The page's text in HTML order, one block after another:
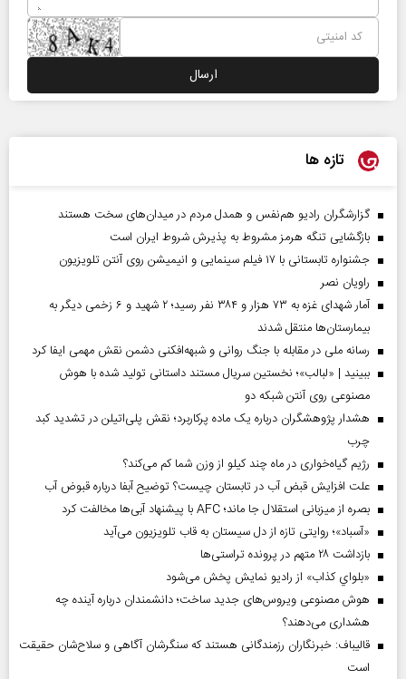
تازه ها
گزارشگران رادیو هم‌نفس و همدل مردم در میدان‌های سخت هستند
بازگشایی تنگه هرمز مشروط به پذیرش شروط ایران است
جشنواره تابستانی با ۱۷ فیلم سینمایی و انیمیشن روی آنتن تلویزیون
راویان نصر
آمار شهدای غزه به ۷۳ هزار و ۳۸۴ نفر رسید؛ ۲ شهید و ۶ زخمی دیگر به
بیمارستان‌ها منتقل شدند
رسانه ملی در مقابله با جنگ روانی و شبهه‌افکنی دشمن نقش مهمی ایفا کرد
ببینید | «لبالب»؛ نخستین سریال مستند داستانی تولید شده با هوش
مصنوعی روی آنتن شبکه دو
هشدار پژوهشگران درباره یک ماده پرکاربرد؛ نقش پلی‌اتیلن در تشدید کبد
چرب
رژیم گیاه‌خواری در ماه چند کیلو از وزن شما کم می‌کند؟
علت افزایش قبض آب در تابستان چیست؟ توضیح آبفا درباره قبوض آب
بصره از میزبانی استقلال جا ماند؛ AFC با پیشنهاد آبی‌ها مخالفت کرد
«آسباد»؛ روایتی تازه از دل سیستان به قاب تلویزیون می‌آید
بازداشت ۲۸ متهم در پرونده تراستی‌ها
«بلواي کذاب» از رادیو نمایش پخش می‌شود
هوش مصنوعی ویروس‌های جدید ساخت؛ دانشمندان درباره آینده چه
هشداری می‌دهند؟
قالیباف: خبرنگاران رزمندگانی هستند که سنگرشان آگاهی و سلاح‌شان حقیقت
است